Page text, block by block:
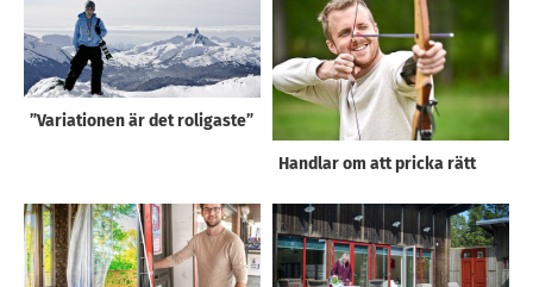
”Variationen är det roligaste”
Handlar om att pricka rätt